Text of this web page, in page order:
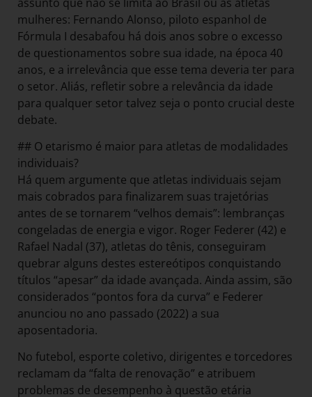
mulheres: Fernando Alonso, piloto espanhol de
Fórmula I desabafou há dois anos sobre o excesso
de questionamentos sobre sua idade, na época 40
anos, e a irrelevância que esse tema deveria ter para
o setor. Aliás, refletir sobre a relevância da idade
para qualquer setor talvez seja o ponto crucial deste
debate.
## O etarismo é maior para atletas de modalidades
individuais?
Há quem argumente que atletas individuais sejam
mais cobrados para finalizarem suas trajetórias
antes de se tornarem “velhos demais”: lembranças
congeladas de energia e vigor. Roger Federer (42) e
Rafael Nadal (37), atletas do tênis, conseguiram
quebrar alguns destes estereótipos conquistando
títulos “apesar” da idade avançada. Ainda assim, são
considerados “pontos fora da curva” e Federer
anunciou no ano passado (2022) a sua
aposentadoria.
No futebol, esporte coletivo, dirigentes e torcedores
reclamam da “falta de renovação” e atribuem
problemas de desempenho à questão etária